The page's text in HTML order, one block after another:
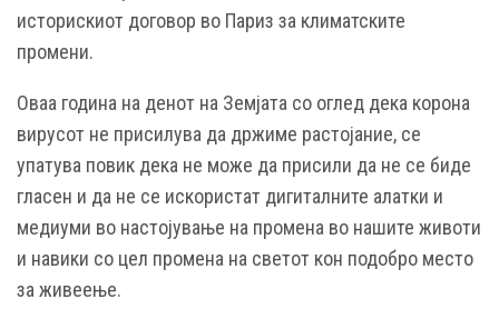
историскиот договор во Париз за климатските
промени.
Оваа година на денот на Земјата со оглед дека корона
вирусот не присилува да држиме растојание, се
упатува повик дека не може да присили да не се биде
гласен и да не се искористат дигиталните алатки и
медиуми во настојување на промена во нашите животи
и навики со цел промена на светот кон подобро место
за живеење.